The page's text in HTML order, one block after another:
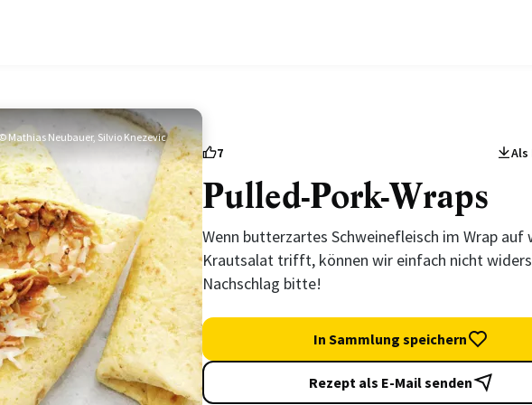
Mathias Neubauer, Silvio Knezevic
7 Als
Pulled-Pork-Wraps
Wenn butterzartes Schweinefleisch im Wrap auf
Krautsalat trifft, können wir einfach nicht
Nachschlag bitte!
In Sammlung speichern
Rezept als E-Mail senden